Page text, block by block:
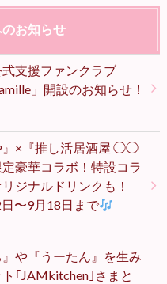
お知らせ
支援ファンクラブ
」開設のお知らせ！
』×『推し活居酒屋 ◯◯
豪華コラボ！特設コラ
ジナルドリンクも！
〜9月18日まで
』や『うーたん』を生み
｢JAMkitchen｣さまと